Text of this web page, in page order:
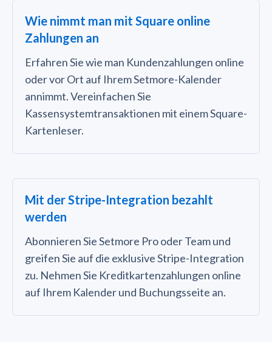
Wie nimmt man mit Square online
Zahlungen an
Erfahren Sie wie man Kundenzahlungen online
oder vor Ort auf Ihrem Setmore-Kalender
annimmt. Vereinfachen Sie
Kassensystemtransaktionen mit einem Square-
Kartenleser.
Mit der Stripe-Integration bezahlt
werden
Abonnieren Sie Setmore Pro oder Team und
greifen Sie auf die exklusive Stripe-Integration
zu. Nehmen Sie Kreditkartenzahlungen online
auf Ihrem Kalender und Buchungsseite an.